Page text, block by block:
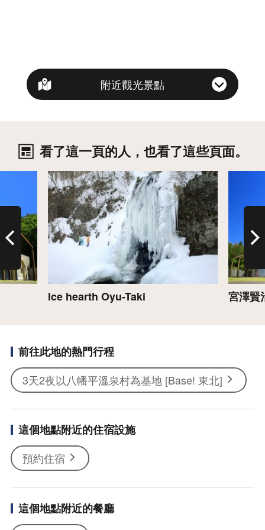
附近觀光景點
看了這一頁的人，也看了這些頁面。
Ice hearth Oyu-Taki
詳情
宮澤賢
前往此地的熱門行程
3天2夜以八幡平溫泉村為基地 [Base! 東北]
這個地點附近的住宿設施
預約住宿
這個地點附近的餐廳